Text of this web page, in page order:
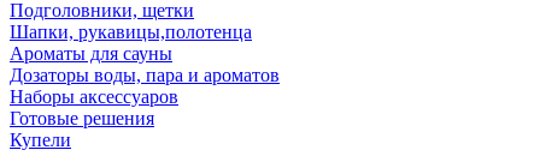
Подголовники, щетки
Шапки, рукавицы,полотенца
Ароматы для сауны
Дозаторы воды, пара и ароматов
Наборы аксессуаров
Готовые решения
Купели